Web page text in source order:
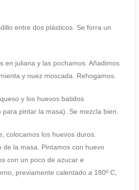
entre dos plásticos. Se forra un
en juliana y las pochamos. Añadimos
y nuez moscada. Rehogamos.
y los huevos batidos
para pintar la masa). Se mezcla bien.
colocamos los huevos duros.
de la masa. Pintamos con huevo
con un poco de azucar e
previamente calentado a 180º C,